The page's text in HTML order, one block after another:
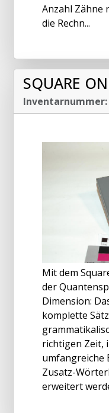
Anzahl Zähne
die Rechn...
SQUARE
Inventarnummer:
Mit dem
der
Dimension:
komplette
richtigen Zeit,
umfangreiche
Zusatz-
erweitert